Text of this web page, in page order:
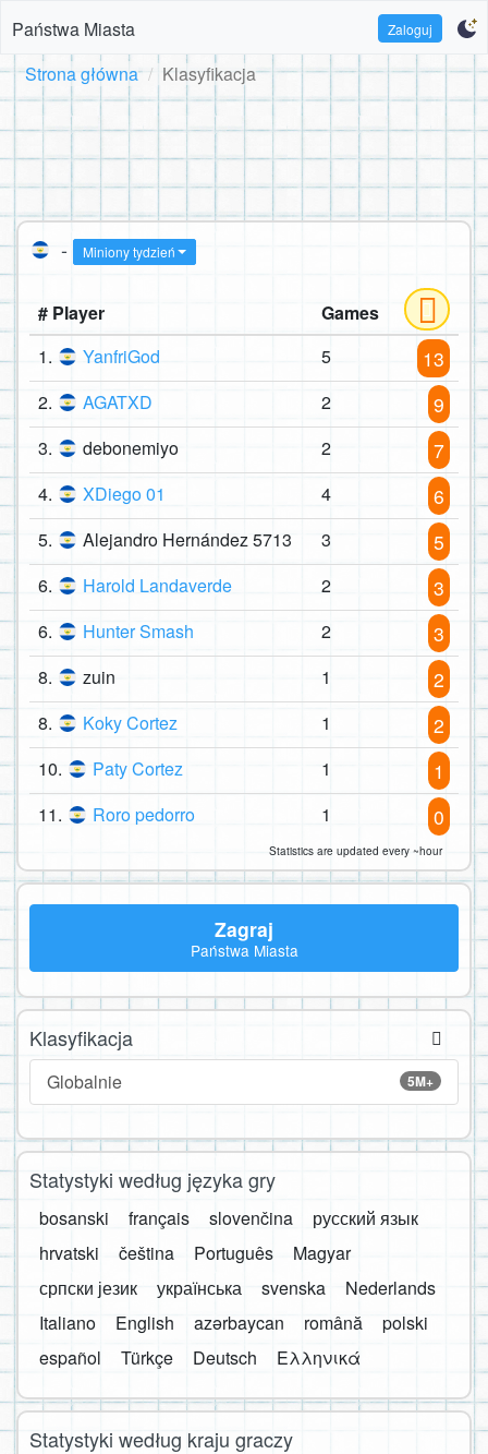
Państwa Miasta Zaloguj
Strona główna Klasyfikacja
- Miniony tydzień
# Player
Games
1.
YanfriGod 5 13
2. AGATXD 2 9
3. debonemiyo 2 7
4. XDiego 01 4 6
5. Alejandro Hernández 5713 3 5
6. Harold Landaverde 2 3
6. Hunter Smash 2 3
8. zuin 1 2
8. Koky Cortez 1 2
10. Paty Cortez 1 1
11. Roro pedorro 1 0
Statistics are updated every ~hour
Zagraj
Państwa Miasta
Klasyfikacja
5M+
Globalnie
Statystyki według języka gry
bosanski français slovenčina
русский язык
hrvatski
čeština Português
Magyar
српски језик
українська svenska
Nederlands
Italiano
English azərbaycan română
polski
español
Türkçe Deutsch Ελληνικά
Statystyki według kraju graczy